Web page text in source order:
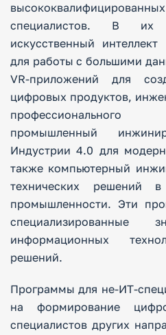
специалистов. В их
искусственный
для работы с большими
VR-приложений для
цифровых продуктов,
промышленный
Индустрии 4.0 для
также компьютерный
технических решений
промышленности. Эти
информационных
решений.
Программы для не-ИТ-
на формирование
специалистов других